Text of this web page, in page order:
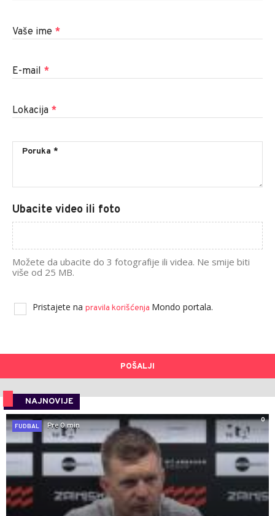
Vaše ime *
E-mail *
Lokacija *
Ubacite video ili foto
Možete da ubacite do 3 fotografije ili videa. Ne smije biti
više od 25 MB.
Pristajete na pravila korišćenja Mondo portala.
POŠALJI
NAJNOVIJE
0
FUDBAL
Pre 0 min